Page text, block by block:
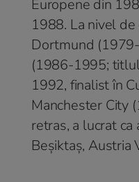
Europene din
1988. La nivel
Dortmund
(1986-1995;
1992, finalist în
Manchester City
retras, a lucrat
Beșiktaș, Austria